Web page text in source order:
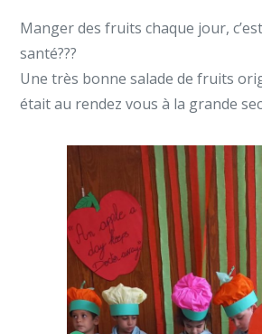
Manger des fruits chaque jour,
santé???
Une très bonne salade de fruits
était au rendez vous à la grande